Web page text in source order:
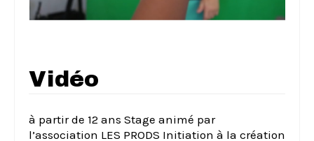
Vidéo
à partir de 12 ans Stage animé par
l’association LES PRODS Initiation à la création